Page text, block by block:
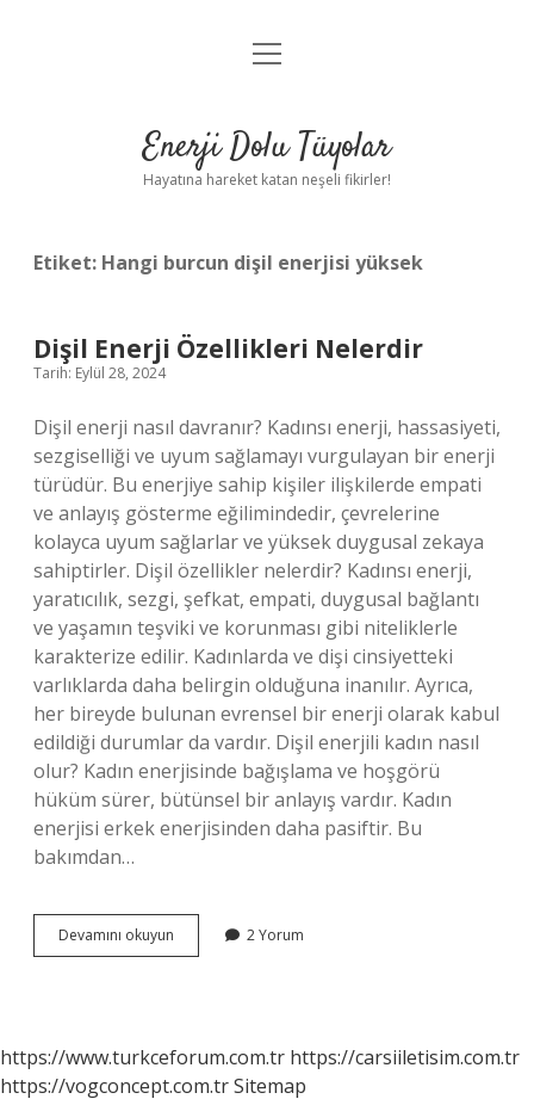
Anasayfa
Yasal Uyarı
menüyü
Enerji Dolu Tüyolar
Hayatına hareket katan neşeli fikirler!
Etiket: Hangi burcun dişil enerjisi yüksek
Dişil Enerji Özellikleri Nelerdir
Tarih: Eylül 28, 2024
Dişil enerji nasıl davranır? Kadınsı enerji, hassasiyeti,
sezgiselliği ve uyum sağlamayı vurgulayan bir enerji
türüdür. Bu enerjiye sahip kişiler ilişkilerde empati
ve anlayış gösterme eğilimindedir, çevrelerine
kolayca uyum sağlarlar ve yüksek duygusal zekaya
sahiptirler. Dişil özellikler nelerdir? Kadınsı enerji,
yaratıcılık, sezgi, şefkat, empati, duygusal bağlantı
ve yaşamın teşviki ve korunması gibi niteliklerle
karakterize edilir. Kadınlarda ve dişi cinsiyetteki
varlıklarda daha belirgin olduğuna inanılır. Ayrıca,
her bireyde bulunan evrensel bir enerji olarak kabul
edildiği durumlar da vardır. Dişil enerjili kadın nasıl
olur? Kadın enerjisinde bağışlama ve hoşgörü
hüküm sürer, bütünsel bir anlayış vardır. Kadın
enerjisi erkek enerjisinden daha pasiftir. Bu
bakımdan…
Devamını okuyun
Enerji
2 Yorum
https://www.turkceforum.com.tr https://carsiiletisim.com.tr
https://vogconcept.com.trSitemap